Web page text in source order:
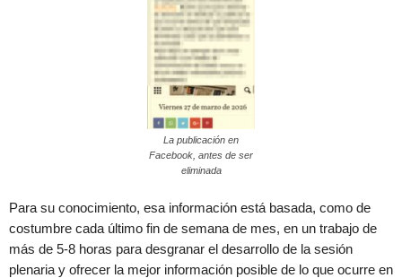
La publicación en
Facebook, antes de ser
eliminada
Para su conocimiento, esa información está basada, como de
costumbre cada último fin de semana de mes, en un trabajo de
más de 5-8 horas para desgranar el desarrollo de la sesión
plenaria y ofrecer la mejor información posible de lo que ocurre en